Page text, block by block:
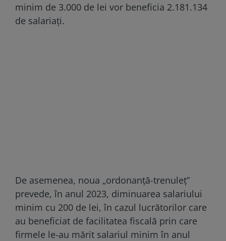
minim de 3.000 de lei vor beneficia 2.181.134
de salariați.
De asemenea, noua „ordonanță-trenuleț”
prevede, în anul 2023, diminuarea salariului
minim cu 200 de lei, în cazul lucrătorilor care
au beneficiat de facilitatea fiscală prin care
firmele le-au mărit salariul minim în anul